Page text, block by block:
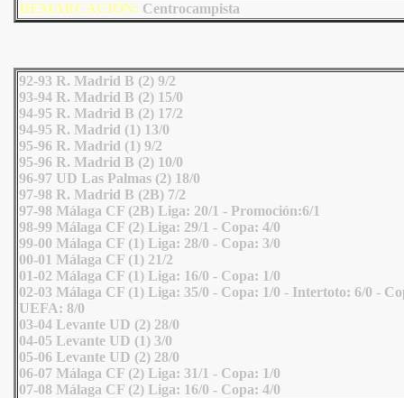
DEMARCACIÓN: Centrocampista
92-93 R. Madrid B (2) 9/2
93-94 R. Madrid B (2) 15/0
94-95 R. Madrid B (2) 17/2
94-95 R. Madrid (1) 13/0
95-96 R. Madrid (1) 9/2
95-96 R. Madrid B (2) 10/0
96-97 UD Las Palmas (2) 18/0
97-98 R. Madrid B (2B) 7/2
97-98 Málaga CF (2B) Liga: 20/1 - Promoción:6/1
98-99 Málaga CF (2) Liga: 29/1 - Copa: 4/0
99-00 Málaga CF (1) Liga: 28/0 - Copa: 3/0
00-01 Málaga CF (1) 21/2
01-02 Málaga CF (1) Liga: 16/0 - Copa: 1/0
02-03 Málaga CF (1) Liga: 35/0 - Copa: 1/0 - Intertoto: 6/0 -
UEFA: 8/0
03-04 Levante UD (2) 28/0
04-05 Levante UD (1) 3/0
05-06 Levante UD (2) 28/0
06-07 Málaga CF (2) Liga: 31/1 - Copa: 1/0
07-08 Málaga CF (2) Liga: 16/0 - Copa: 4/0